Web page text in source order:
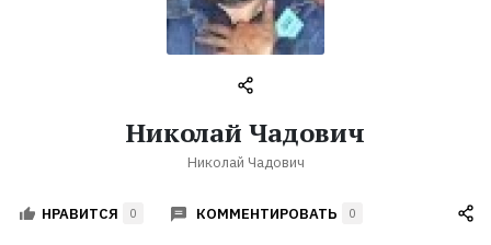
обсуждаемые
Авторы
Николай Чадович
Николай Чадович
НРАВИТСЯ 0 КОММЕНТИРОВАТЬ 0